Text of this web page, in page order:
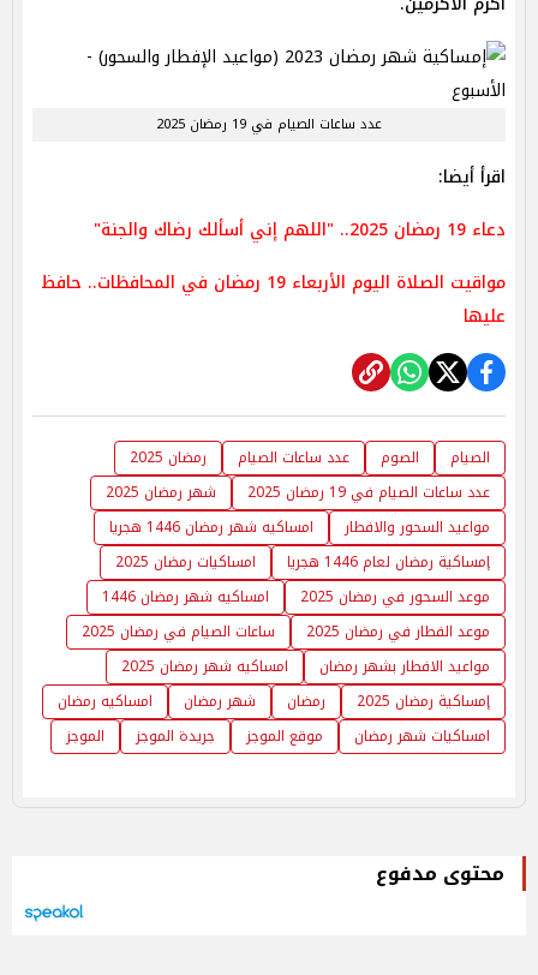
عدد ساعات الصيام في 19 رمضان 2025
اقرأ أيضا:
دعاء 19 رمضان 2025.. "اللهم إني أسألك رضاك والجنة"
مواقيت الصلاة اليوم الأربعاء 19 رمضان في المحافظات.. حافظ
عليها
الصيام الصوم عدد ساعات الصيام
رمضان 2025
عدد ساعات الصيام في 19 رمضان 2025
شهر رمضان 2025
مواعيد السحور والافطار
امساكيه شهر رمضان 1446 هجريا
إمساكية رمضان لعام 1446 هجريا
امساكيات رمضان 2025
موعد السحور في رمضان 2025
امساكيه شهر رمضان 1446
موعد الفطار في رمضان 2025
ساعات الصيام في رمضان 2025
مواعيد الافطار بشهر رمضان
امساكيه شهر رمضان 2025
إمساكية رمضان 2025
رمضان شهر رمضان
امساكيه رمضان
امساكيات شهر رمضان
موقع الموجز جريدة الموجز الموجز
محتوى مدفوع